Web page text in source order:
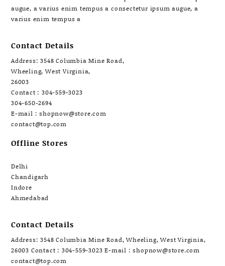
augue, a varius enim tempus a consectetur ipsum augue, a
varius enim tempus a
Contact Details
Address: 3548 Columbia Mine Road,
Wheeling, West Virginia,
26003
Contact : 304-559-3023
304-650-2694
E-mail : shopnow@store.com
contact@top.com
Offline Stores
Delhi
Chandigarh
Indore
Ahmedabad
Contact Details
Address: 3548 Columbia Mine Road, Wheeling, West Virginia,
26003 Contact : 304-559-3023 E-mail : shopnow@store.com
contact@top.com